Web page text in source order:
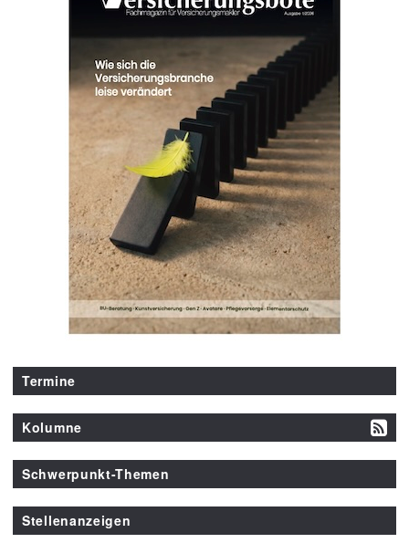
Termine
Kolumne
Schwerpunkt-Themen
Stellenanzeigen